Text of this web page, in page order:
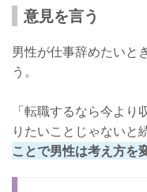
意見を言う
男性が仕事辞めたいと
う。
「転職するなら今よ
りたいことじゃないと
ことで男性は考え方を